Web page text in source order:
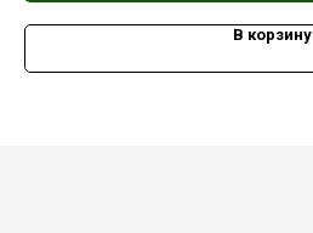
В корзину